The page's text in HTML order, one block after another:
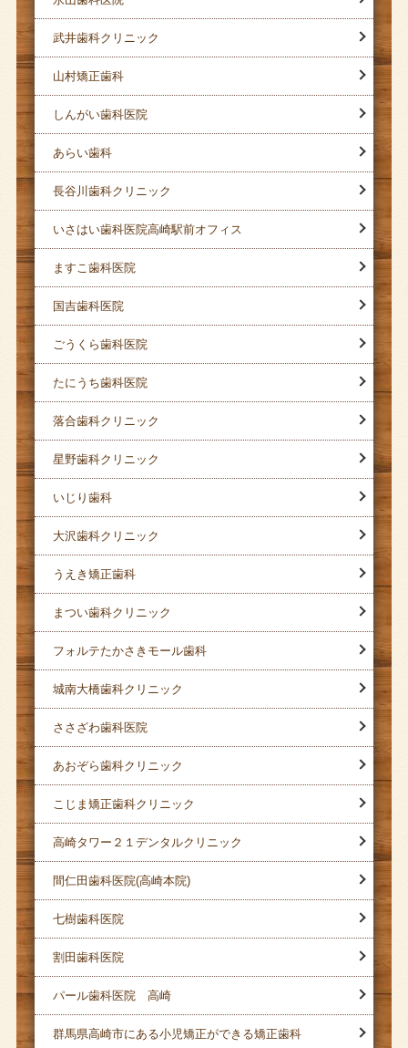
武井歯科クリニック
山村矯正歯科
しんがい歯科医院
あらい歯科
長谷川歯科クリニック
いさはい歯科医院高崎駅前オフィス
ますこ歯科医院
国吉歯科医院
ごうくら歯科医院
たにうち歯科医院
落合歯科クリニック
星野歯科クリニック
いじり歯科
大沢歯科クリニック
うえき矯正歯科
まつい歯科クリニック
フォルテたかさきモール歯科
城南大橋歯科クリニック
ささざわ歯科医院
あおぞら歯科クリニック
こじま矯正歯科クリニック
高崎タワー２１デンタルクリニック
間仁田歯科医院(高崎本院)
七樹歯科医院
割田歯科医院
パール歯科医院 高崎
群馬県高崎市にある小児矯正ができる矯正歯科